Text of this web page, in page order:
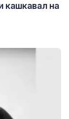
кашкавал на